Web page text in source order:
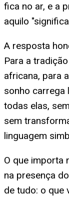
fica no ar, e a
aquilo
A resposta
Para a
africana, para
sonho carrega
todas elas,
sem
linguagem
O que importa
na presença
de tudo: o que